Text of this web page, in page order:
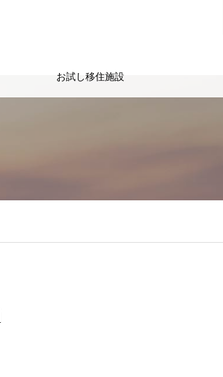
お試し移住施設